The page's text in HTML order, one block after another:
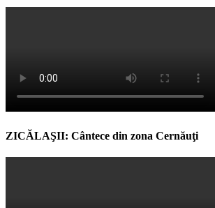
ZICĂLAŞII: Cântece din zona Cernăuţi